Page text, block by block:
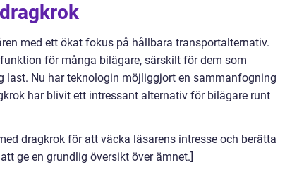
med ett ökat fokus på hållbara transportalternativ.
för många bilägare, särskilt för dem som
last. Nu har teknologin möjliggjort en sammanfogning
har blivit ett intressant alternativ för bilägare runt
dragkrok för att väcka läsarens intresse och berätta
ge en grundlig översikt över ämnet.]